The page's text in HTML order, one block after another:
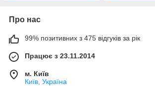
Про нас
99% позитивних з 475 відгуків за рік
Працює з 23.11.2014
м. Київ
Київ, Україна